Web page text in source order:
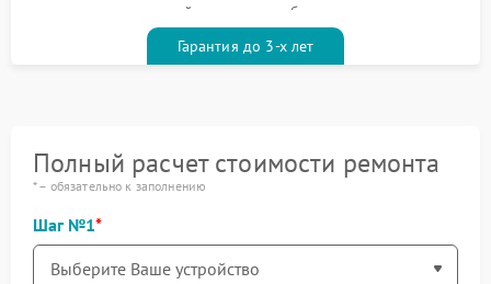
гарантийным талоном бесплатно
Гарантия до 3-х лет
Полный расчет стоимости ремонта
* – обязательно к заполнению
Шаг №1